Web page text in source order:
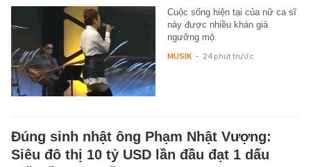
Cuộc sống hiện tại của nữ ca sĩ
này được nhiều khán giả
ngưỡng mộ.
MUSIK - 24 phút trước
Đúng sinh nhật ông Phạm Nhật Vượng:
Siêu đô thị 10 tỷ USD lần đầu đạt 1 dấu